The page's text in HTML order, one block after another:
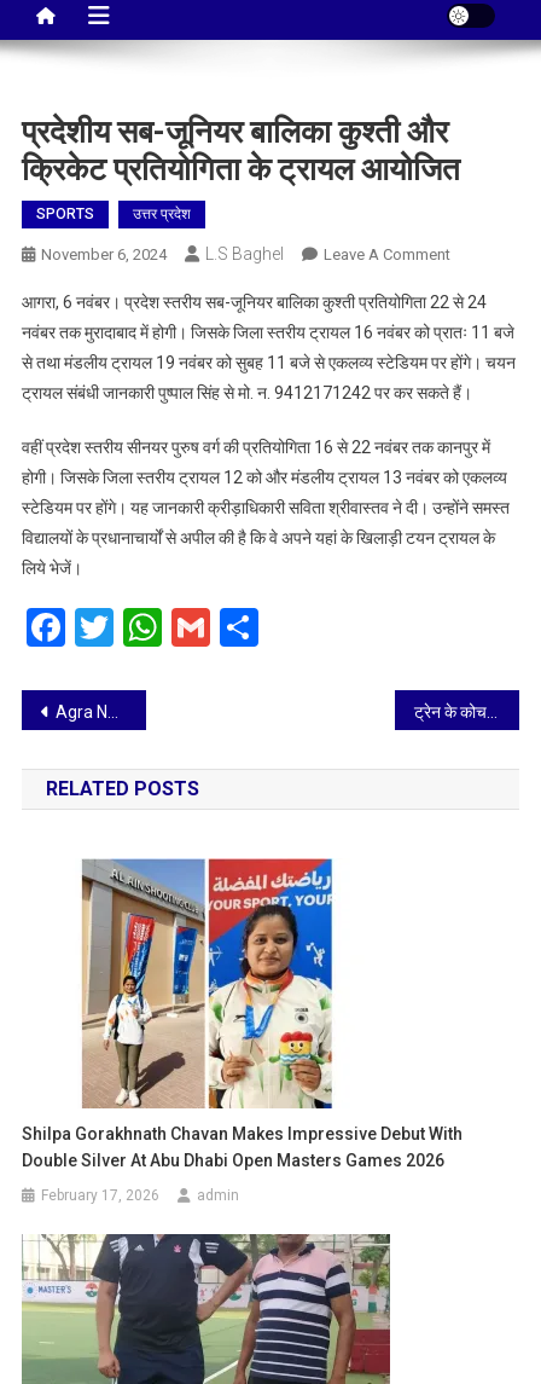
प्रदेशीय सब-जूनियर बालिका कुश्ती और
क्रिकेट प्रतियोगिता के ट्रायल आयोजित
SPORTS उत्तर प्रदेश
November 6, 2024 L.S Baghel Leave A CommentOn
सब-
जूनियर
बालिका
कुश्ती
क्रिकेट
प्रतियोगिता
के
ट्रायल
आगरा, 6 नवंबर। प्रदेश स्तरीय सब-जूनियर बालिका कुश्ती प्रतियोगिता 22 से 24
नवंबर तक मुरादाबाद में होगी। जिसके जिला स्तरीय ट्रायल 16 नवंबर को प्रातः 11 बजे
से तथा मंडलीय ट्रायल 19 नवंबर को सुबह 11 बजे से एकलव्य स्टेडियम पर होंगे। चयन
ट्रायल संबंधी जानकारी पुष्पाल सिंह से मो. न. 9412171242 पर कर सकते हैं।
वहीं प्रदेश स्तरीय सीनयर पुरुष वर्ग की प्रतियोगिता 16 से 22 नवंबर तक कानपुर में
होगी। जिसके जिला स्तरीय ट्रायल 12 को और मंडलीय ट्रायल 13 नवंबर को एकलव्य
स्टेडियम पर होंगे। यह जानकारी क्रीड़ाधिकारी सविता श्रीवास्तव ने दी। उन्होंने समस्त
विद्यालयों के प्रधानाचार्यों से अपील की है कि वे अपने यहां के खिलाड़ी टयन ट्रायल के
लिये भेजें।
Facebook
Twitter
WhatsApp
GmailShare
Post
navigation
Agra News: राह चलते लोगों के मोबाइल फोन लूटने वाले दो जिगरी दोस्तों को पुलिस ने धर दबोचा
RELATED POSTS
Shilpa Gorakhnath Chavan Makes Impressive Debut With
Double Silver At Abu Dhabi Open Masters Games 2026
February 17, 2026 admin